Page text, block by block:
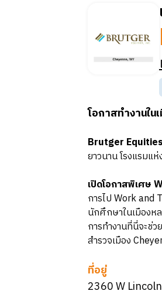
โอกาสทำงานใ
Brutger
ยาวนาน โรงแรมแ
เปิดโอกาสพิเศษ
การไป Work and
นักศึกษาในเมืองห
การทำงานที่นี่จะช่
สำรวจเมือง
ที่อยู่
2360 W